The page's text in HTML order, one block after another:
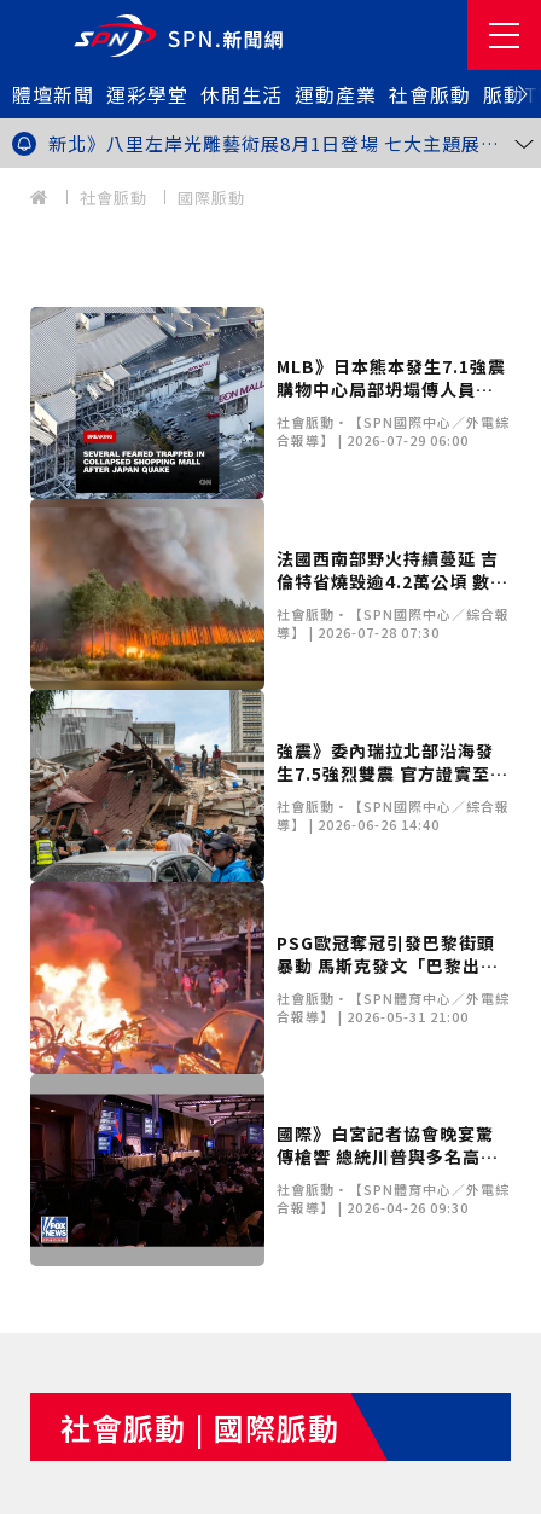
體壇新聞 運彩學堂 休閒生活 運動產業 社會脈動 脈動
金牌搖籃驚傳「球荒」！江啟臣偕運彩公會挺萬和國
中，捐贈 1800 顆羽球助小將 4 月全中運奪金
台中》15分鐘的診療，13年的堅持！ 中山醫大牙醫系
跨海義診13年
新北》八里左岸光雕藝術展8月1日登場 七大主題展區
打造夏夜光影盛宴
台中》中聯油脂案釀全民恐慌 議員張芬郁質詢轟食安稽
查失衡釀隱匿漏洞
台中》九位台灣當代藝術家齊聚 《九境》聯展佛光緣台
站改造完工啟用
縮短藥效等待期！中山附醫引進速效抗憂鬱鼻噴劑 24
小時內見效、助重症患者重返社會
台北》首創水資源循環教育園區 民生水資再生廠環教館
正式啟用
專題人物》我不是會長，是歐巴桑！」穆閩珠自掏腰包
30年守護帕運選手
台中》甜點烘焙成憂鬱症處方箋！25歲「準醫學生」靠
藝術治療走出多年陰霾
台中》強颱巴威逼近 中市勞工局籲落實防颱整備
台中》中捷聯名VTuber活動告捷 首5日運量增24%周
邊營收破250萬
台中》看好綠美圖 大巨蛋商機！星享道攜手萬豪 打造
中部首間雅樂軒酒店
THE世界大學影響力排名公佈 中山醫大SDG3獲全球第
23名、全台醫學大學第3名
桃園市籌備115年全民運動會 體育局：預計9月前完成
重要前置作業
2026年金星最佳觀賞期將至 週五日落後仰角達全年最
高
台中》中山醫大響應「30+大學計畫」 推出餐飲經營與
高齡照護學分專班
三星伴月聯手金星近鬼宿星團 端午連假西方低空上演天
文秀
台中》端午節前勞累驚覺單側無力 攤商「亞急性腦出
血」醫籲三徵兆速就醫
台中》跨越萬里深耕20年 中山附醫協助吐瓦魯建置首
套急診檢傷系統
世足》姆巴佩梅開二度破隊史紀錄 法國3比1擊敗塞內
加爾奪世界盃開門紅
搶攻端午連假人潮 臺北天文館推銀河特展與免費劇場搶
客
台中》萬豐國小奪少棒全國冠軍 赴美參賽盼各界正視
500萬經費缺口
蕭美琴視察帛琉Malakal島開發計畫 盼深化台帛水產與
醫療合作
婦人眼角冒水皰確診帶狀皰疹 臺中醫院跨科即時診治化
解失明與腦炎危機
參山處「梨山原民歌舞與工藝體驗」6月登場 結合永續
觀光推深度部落旅遊
台中》中央挹注逾8成！蔡其昌爭取4980萬 翻新清水五
權路道路與人行步道
智慧科技解救護士的腿！中山醫大與仁寶攜手「送藥機
器人」月省醫護120公里步程
台北》污水廠變身都市綠洲！內湖運動公園全新戲水區
盛大開放 智慧預約環教體驗
嘉義》搶攻端午親子商機！嘉義縣推「沉浸式角色扮
演」 邀學童化身小海盜、建築職人全台放電
阿里山精品咖啡香 成為端午與暑假深度旅遊新亮點
臺中甩「六都第一胖」稱號！「2026台中星燃計畫」啟
動 祭150萬獎金邀市民健康減重
跨界解密「健康一體」 科博館、國衛院特展登場 手機
化身探險工具自主解謎
活潑親切打破失智框架！日王牌業務丹野智文抗病13
年，靠「第二大腦」獨自來台分享生命淚水
國際保育盛事首移師亞洲 Joint TAG全球專家會議臺北
登場
綠營中投參選人合體 拋「中投新市鎮」 交通與醫療跨
域治理成焦點
夜市變廟會！山邊媽、旱溪媽、大庄媽三媽首度齊巡逢
甲 萬人爭躦轎底響徹夜空
MLB》鄧愷威6局飆6K完封小熊奪第3勝！宰制力複製
「王建民建仔旋風」引爆世代傳承鐵觀音節政大登場 結合大文山友善食農與地方創生
臺德技職教育深層對話！德國Walther Rathenau師生
造訪大安高工 體驗端午文化與前瞻工業實作
迎端午、抗酷暑！臺中盛夏水域系列活動本周六起兩地
開划
課堂搬到菜市場！北市13校「游於藝」成果展 導覽小
尖兵用藝術「說」出千年風俗
20年淬鍊！貓空纜車運量突破4,000萬人次 「天空綠
熊鷹羽毛與保育的兩難！金甌女中師生齊聚《飛吧！熊
跨海義診13年
社會脈動 國際脈動
MLB》日本熊本發生7.1強震
購物中心局部坍塌傳人員受
困
社會脈動•【SPN國際中心／外電綜
合報導】 | 2026-07-29 06:00
法國西南部野火持續蔓延 吉
倫特省燒毀逾4.2萬公頃 數萬
居民緊急撤離
社會脈動•【SPN國際中心／綜合報
導】 | 2026-07-28 07:30
強震》委內瑞拉北部沿海發
生7.5強烈雙震 官方證實至少
235死、逾4300傷
社會脈動•【SPN國際中心／綜合報
導】 | 2026-06-26 14:40
PSG歐冠奪冠引發巴黎街頭
暴動 馬斯克發文「巴黎出問
題了」引關注
社會脈動•【SPN體育中心／外電綜
合報導】 | 2026-05-31 21:00
國際》白宮記者協會晚宴驚
傳槍響 總統川普與多名高層
緊急撤離
社會脈動•【SPN體育中心／外電綜
合報導】 | 2026-04-26 09:30
社會脈動 | 國際脈動